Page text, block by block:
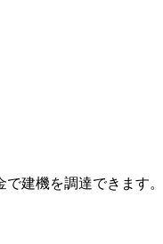
建機を調達できます。